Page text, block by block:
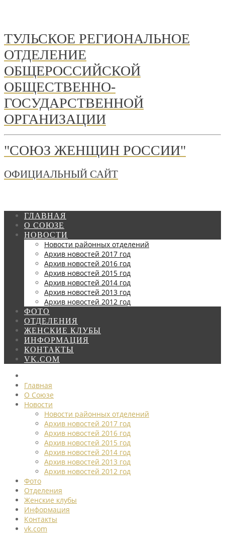
ТУЛЬСКОЕ РЕГИОНАЛЬНОЕ
ОТДЕЛЕНИЕ
ОБЩЕРОССИЙСКОЙ
ОБЩЕСТВЕННО-
ГОСУДАРСТВЕННОЙ
ОРГАНИЗАЦИИ
"СОЮЗ ЖЕНЩИН РОССИИ"
ОФИЦИАЛЬНЫЙ САЙТ
ГЛАВНАЯ
О СОЮЗЕ
НОВОСТИ
Новости районных отделений
Архив новостей 2017 год
Архив новостей 2016 год
Архив новостей 2015 год
Архив новостей 2014 год
Архив новостей 2013 год
Архив новостей 2012 год
ФОТО
ОТДЕЛЕНИЯ
ЖЕНСКИЕ КЛУБЫ
ИНФОРМАЦИЯ
КОНТАКТЫ
VK.COM
Главная
О Союзе
Новости
Новости районных отделений
Архив новостей 2017 год
Архив новостей 2016 год
Архив новостей 2015 год
Архив новостей 2014 год
Архив новостей 2013 год
Архив новостей 2012 год
Фото
Отделения
Женские клубы
Информация
Контакты
vk.com